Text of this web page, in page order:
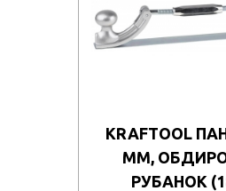
KRAFTOOL
ММ,
РУБАНОК